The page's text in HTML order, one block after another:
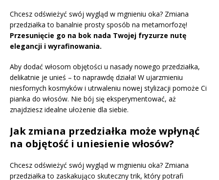
Chcesz odświeżyć swój wygląd w mgnieniu oka? Zmiana
przedziałka to banalnie prosty sposób na metamorfozę!
Przesunięcie go na bok nada Twojej fryzurze nutę
elegancji i wyrafinowania.
Aby dodać włosom objętości u nasady nowego przedziałka,
delikatnie je unieś – to naprawdę działa! W ujarzmieniu
niesfornych kosmyków i utrwaleniu nowej stylizacji pomoże Ci
pianka do włosów. Nie bój się eksperymentować, aż
znajdziesz idealne ułożenie dla siebie.
Jak zmiana przedziałka może wpłynąć
na objętość i uniesienie włosów?
Chcesz odświeżyć swój wygląd w mgnieniu oka? Zmiana
przedziałka to zaskakująco skuteczny trik, który potrafi